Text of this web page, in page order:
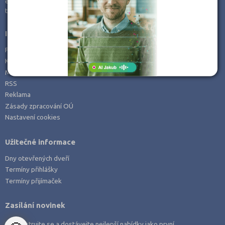
Zemědělské a ekologické
tel:
+420 606 411 115
Informace
Prohlášení o přístupnosti
Kontakt
Mapa serveru
RSS
Reklama
Zásady zpracování OÚ
Nastavení cookies
Užitečné informace
Dny otevřených dveří
Termíny přihlášky
Termíny přijímaček
Zasílání novinek